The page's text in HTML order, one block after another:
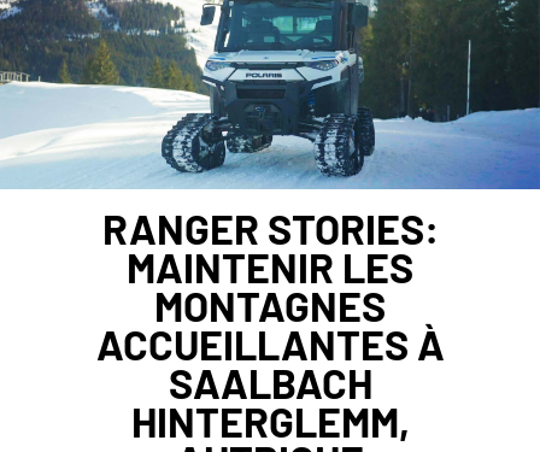
RANGER STORIES:
MAINTENIR LES
MONTAGNES
ACCUEILLANTES À
SAALBACH
HINTERGLEMM,